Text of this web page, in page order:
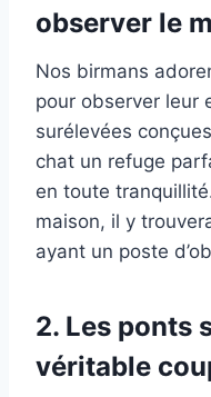
observer le
Nos birmans
pour observer leur
surélevées
chat un refuge
en toute
maison, il y
ayant un poste
2. Les ponts
véritable